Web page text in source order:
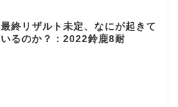
最終リザルト未定、なにが起きて
いるのか？：2022鈴鹿8耐